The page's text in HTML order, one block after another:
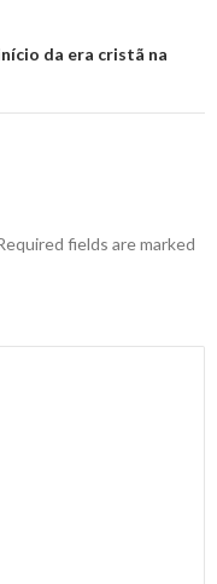
da era cristã na
fields are marked